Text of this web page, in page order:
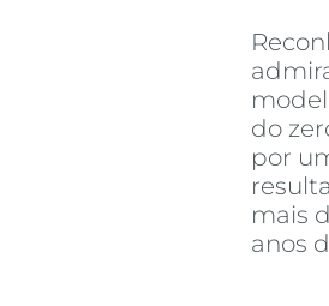
do
por
mais
anos